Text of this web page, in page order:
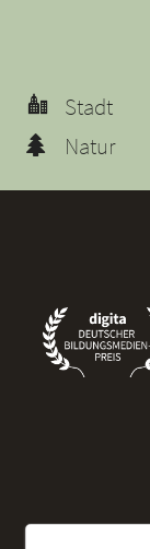
Stadt
Natur